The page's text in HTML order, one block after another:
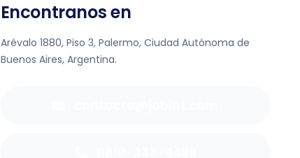
Encontranos en
Arévalo 1880, Piso 3, Palermo, Ciudad Autónoma de
Buenos Aires, Argentina.